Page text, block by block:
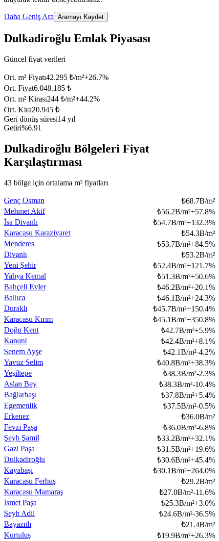
Daha Geniş Ara Aramayı Kaydet
Dulkadiroğlu Emlak Piyasası
Güncel fiyat verileri
Ort. m² Fiyatı42.295 ₺/m²+26.7%
Ort. Fiyat6.048.185 ₺
Ort. m² Kirası244 ₺/m²+44.2%
Ort. Kira20.945 ₺
Geri dönüş süresi14 yıl
Getiri%6.91
Dulkadiroğlu Bölgeleri Fiyat
Karşılaştırması
43 bölge için ortalama m² fiyatları
Genç Osman ₺68.7B/m²
Mehmet Akif
₺56.2B/m²+57.8%
İsa Divanlı
₺54.7B/m²+132.3%
Karacasu Karaziyaret
₺54.3B/m²
Menderes
₺53.7B/m²+84.5%
Divanlı
₺53.2B/m²
Yeni Şehir
₺52.4B/m²+121.7%
Yahya Kemal
₺51.3B/m²+50.6%
Bahçeli Evler
₺46.2B/m²+20.1%
Ballıca
₺46.1B/m²+24.3%
Duraklı
₺45.7B/m²+150.4%
Karacasu Kırım
₺45.1B/m²+350.8%
Doğu Kent
₺42.7B/m²+5.9%
Kanuni
₺42.4B/m²+8.1%
Senem Ayşe
₺42.1B/m²-4.2%
Yavuz Selim
₺40.8B/m²+38.3%
Yeşiltepe
₺38.3B/m²-2.3%
Aslan Bey
₺38.3B/m²-10.4%
Bağlarbaşı
₺37.8B/m²+5.4%
Egemenlik
₺37.5B/m²-0.5%
Erkenez
₺36.0B/m²
Fevzi Paşa
₺36.0B/m²-6.8%
Şeyh Şamil
₺33.2B/m²+32.1%
Gazi Paşa
₺31.5B/m²+19.6%
Dulkadiroğlu
₺30.6B/m²+45.4%
Kayabaşı
₺30.1B/m²+264.0%
Karacasu Ferhuş
₺29.2B/m²
Karacasu Mamaraş
₺27.0B/m²-11.6%
İsmet Paşa
₺25.3B/m²+3.0%
Şeyh Adil
₺24.6B/m²-36.5%
Bayazıtlı
₺21.4B/m²
Kurtuluş
₺19.9B/m²+26.3%